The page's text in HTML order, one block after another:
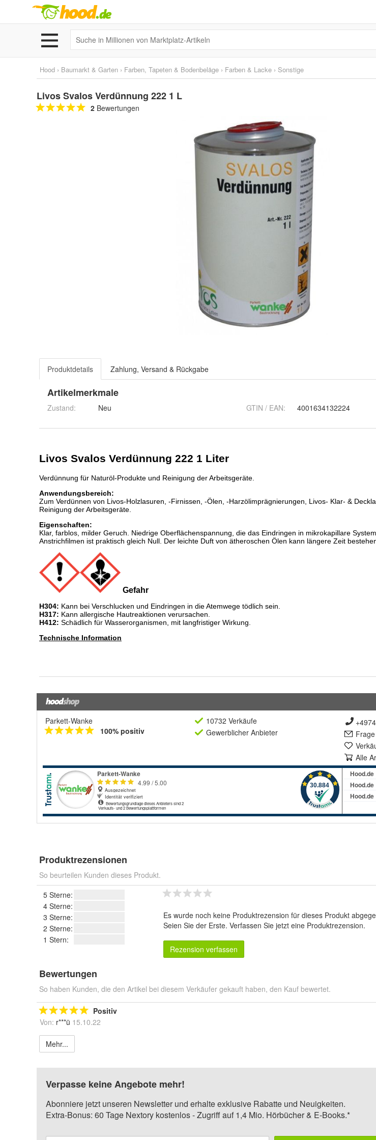
Hood › Baumarkt & Garten › Farben, Tapeten & Bodenbeläge › Farben & Lacke › Sonstige
Livos Svalos Verdünnung 222 1 L
2 Bewertungen
Produktdetails Zahlung, Versand & Rückgabe
Artikelmerkmale
Zustand: Neu GTIN / EAN: 4001634132224
Parkett-Wanke
100% positiv
10732 Verkäufe
Gewerblicher Anbieter
Alle
Produktrezensionen
So beurteilen Kunden dieses Produkt.
5 Sterne:
4 Sterne:
3 Sterne:
2 Sterne:
1 Stern:
Es wurde noch keine Produktrezension für dieses Produkt
Seien Sie der Erste. Verfassen Sie jetzt eine Produktrezension.
Rezension verfassen
Bewertungen
So haben Kunden, die den Artikel bei diesem Verkäufer gekauft haben, den Kauf bewertet.
Positiv
Von: r***ü 15.10.22
Mehr...
Verpasse keine Angebote mehr!
Abonniere jetzt unseren Newsletter und erhalte exklusive Rabatte und Neuigkeiten.
Extra-Bonus: 60 Tage Nextory kostenlos - Zugriff auf 1,4 Mio. Hörbücher & E-Books.*